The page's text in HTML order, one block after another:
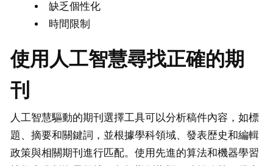
缺乏個性化
時間限制
使用人工智慧尋找正確的期
刊
人工智慧驅動的期刊選擇工具可以分析稿件內容，如標
題、摘要和關鍵詞，並根據學科領域、發表歴史和編輯
政策與相關期刊進行匹配。使用先進的算法和機器學習